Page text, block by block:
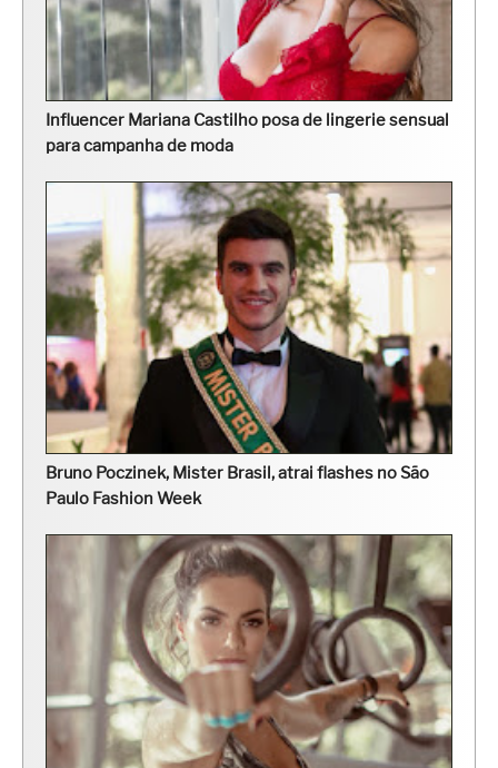
Influencer Mariana Castilho posa de lingerie sensual
para campanha de moda
Bruno Poczinek, Mister Brasil, atrai flashes no São
Paulo Fashion Week